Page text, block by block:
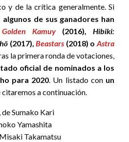
y de la crítica generalmente. Si
algunos de sus ganadores han
Golden Kamuy(2016),Hibiki:
(2017),Beastars (2018) o Astra
la primera ronda de votaciones,
oficial de nominados a los
para 2020. Un listado con un
citaremos a continuación.
, de Sumako Kari
Yamashita
Takamatsu